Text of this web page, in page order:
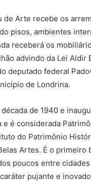
de Arte recebe os
pisos, ambientes
receberá os
advindo da Lei
deputado federal
de Londrina.
de 1940 e
e é considerada
do Patrimônio
Artes. É o primeiro
poucos entre
pujante e